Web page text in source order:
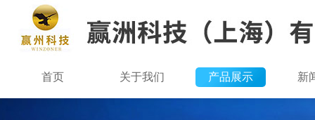
首页 关于我们 产品展示 新